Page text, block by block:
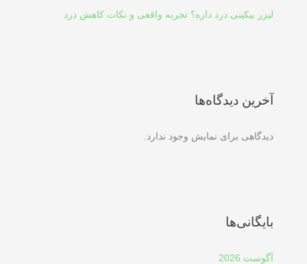
لیزر بیکینی درد داره؟ تجربه واقعی و نکات کاهش درد
آخرین دیدگاه‌ها
دیدگاهی برای نمایش وجود ندارد.
بایگانی‌ها
آگوست 2026